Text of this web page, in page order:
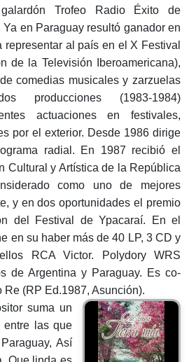
Trofeo Radio Éxito de
en Paraguay resultó ganador en
al país en el X Festival
de la Televisión Iberoamericana),
comedias musicales y zarzuelas
producciones (1983-1984)
actuaciones en festivales,
por el exterior. Desde 1986 dirige
radial. En 1987 recibió el
Cultural y Artística de la República
como uno de mejores
y en dos oportunidades el premio
del Festival de Ypacaraí. En el
en su haber más de 40 LP, 3 CD y
RCA Victor. Polydory WRS
de Argentina y Paraguay. Es co-
(RP Ed.1987, Asunción).
suma un
entre las que
Así